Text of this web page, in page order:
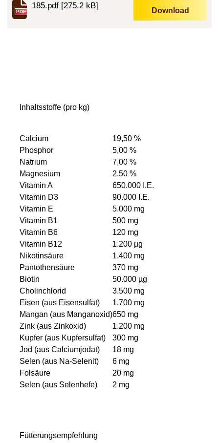
PDF
185.pdf [275,2 kB]
Download
Inhaltsstoffe (pro kg)
Calcium
19,50 %
Phosphor
5,00 %
Natrium
7,00 %
Magnesium
2,50 %
Vitamin A
650.000 I.E.
Vitamin D3
90.000 I.E.
Vitamin E
5.000 mg
Vitamin B1
500 mg
Vitamin B6
120 mg
Vitamin B12
1.200 µg
Nikotinsäure
1.400 mg
Pantothensäure
370 mg
Biotin
50.000 µg
Cholinchlorid
3.500 mg
Eisen (aus Eisensulfat)
1.700 mg
Mangan (aus Manganoxid)650 mg
Zink (aus Zinkoxid)
1.200 mg
Kupfer (aus Kupfersulfat)
300 mg
Jod (aus Calciumjodat)
18 mg
Selen (aus Na-Selenit)
6 mg
Folsäure
20 mg
Selen (aus Selenhefe)
2 mg
Fütterungsempfehlung